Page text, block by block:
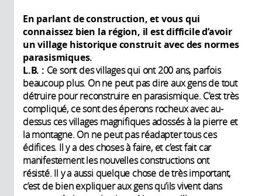
En parlant de construction, et vous qui
connaissez bien la région, il est difficile d’avoir
un village historique construit avec des normes
parasismiques.
L.B. : Ce sont des villages qui ont 200 ans, parfois
beaucoup plus. On ne peut pas dire aux gens de tout
détruire pour reconstruire en parasismique. C’est très
compliqué, ce sont des éperons rocheux avec au-
dessus ces villages magnifiques adossés à la pierre et
la montagne. On ne peut pas réadapter tous ces
édifices. Il y a des choses à faire, et c’est fait car
manifestement les nouvelles constructions ont
résisté. Il y a aussi quelque chose de très important,
c’est de bien expliquer aux gens qu’ils vivent dans